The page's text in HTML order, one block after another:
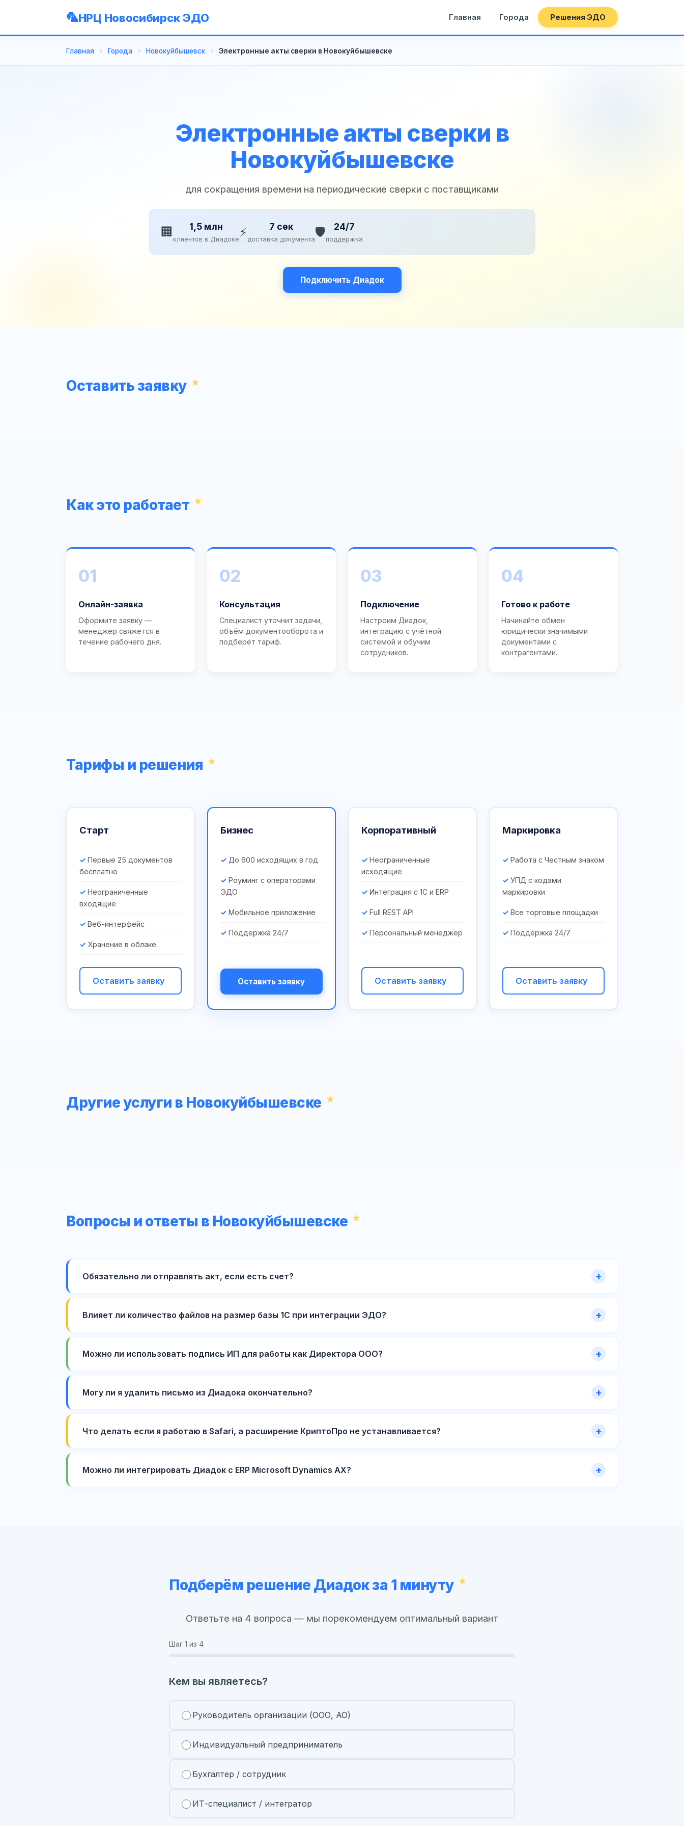
НРЦ Новосибирск ЭДО Главная Города Решения ЭДО
Главная Города Новокуйбышевск Электронные акты сверки в Новокуйбышевске
Электронные акты сверки в
Новокуйбышевске
для сокращения времени на периодические сверки с поставщиками
🏢 1,5 млн
клиентов в Диадоке ⚡ 7 сек
доставка документа🛡️ 24/7
поддержка
Подключить Диадок
Оставить заявку
Как это работает
01
Онлайн-заявка
Оформите заявку —
менеджер свяжется в
течение рабочего дня.
02
Консультация
Специалист уточнит задачи,
объём документооборота и
подберёт тариф.
03
Подключение
Настроим Диадок,
интеграцию с учётной
системой и обучим
сотрудников.
04
Готово к работе
Начинайте обмен
юридически значимыми
документами с
контрагентами.
Тарифы и решения
Старт
Первые 25 документов
бесплатно
Неограниченные
входящие
Веб-интерфейс
Хранение в облаке
Оставить заявку
Бизнес
До 600 исходящих в год
Роуминг с операторами
ЭДО
Мобильное приложение
Поддержка 24/7
Оставить заявку
Корпоративный
Неограниченные
исходящие
Интеграция с 1С и ERP
Full REST API
Персональный менеджер
Оставить заявку
Маркировка
Работа с Честным знаком
УПД с кодами
маркировки
Все торговые площадки
Поддержка 24/7
Оставить заявку
Другие услуги в Новокуйбышевске
Вопросы и ответы в Новокуйбышевске
Обязательно ли отправлять акт, если есть счет?
Влияет ли количество файлов на размер базы 1С при интеграции ЭДО?
Можно ли использовать подпись ИП для работы как Директора ООО?
Могу ли я удалить письмо из Диадока окончательно?
Что делать если я работаю в Safari, а расширение КриптоПро не устанавливается?
Можно ли интегрировать Диадок с ERP Microsoft Dynamics AX?
Подберём решение Диадок за 1 минуту
Ответьте на 4 вопроса — мы порекомендуем оптимальный вариант
Шаг 1 из 4
Кем вы являетесь?
Руководитель организации (ООО, АО)
Индивидуальный предприниматель
Бухгалтер / сотрудник
ИТ-специалист / интегратор